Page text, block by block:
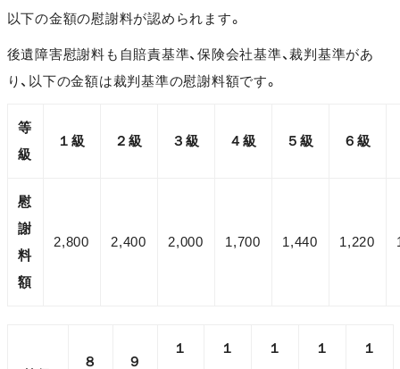
以下の金額の慰謝料が認められます。
後遺障害慰謝料も自賠責基準、保険会社基準、裁判基準があ
り、以下の金額は裁判基準の慰謝料額です。
等
級
１級 ２級 ３級 ４級 ５級 ６級
慰
謝
料
額
2,800 2,400 2,000 1,700 1,440 1,220
８ ９
１
１
１
１
１